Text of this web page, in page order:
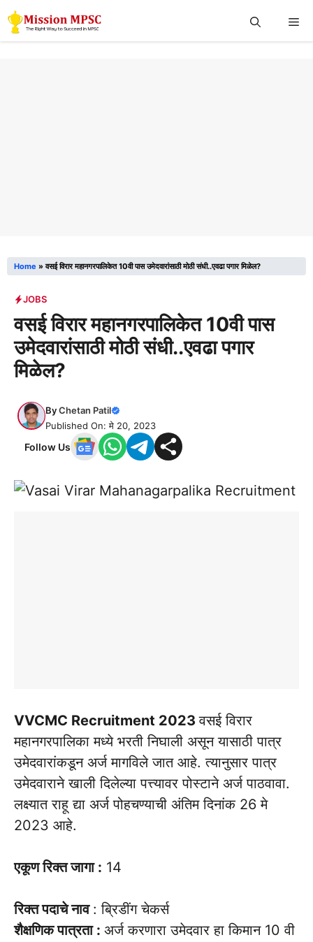
Skip
to
Home »वसई विरार महानगरपालिकेत 10वी पास उमेदवारांसाठी मोठी संधी..एवढा पगार मिळेल?
JOBS
वसई विरार महानगरपालिकेत 10वी पास
उमेदवारांसाठी मोठी संधी..एवढा पगार
मिळेल?
ByChetan Patil
Published On: मे 20, 2023
Follow Us
VVCMC Recruitment 2023वसई विरार
महानगरपालिका मध्ये भरती निघाली असून यासाठी पात्र
उमेदवारांकडून अर्ज मागविले जात आहे. त्यानुसार पात्र
उमेदवाराने खाली दिलेल्या पत्त्यावर पोस्टाने अर्ज पाठवावा.
लक्ष्यात राहू द्या अर्ज पोहचण्याची अंतिम दिनांक 26 मे
2023 आहे.
एकूण रिक्त जागा : 14
रिक्त पदाचे नाव : ब्रिडींग चेकर्स
शैक्षणिक पात्रता : अर्ज करणारा उमेदवार हा किमान 10 वी